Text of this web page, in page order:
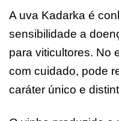
A uva Kadarka é
sensibilidade a
para viticultores. No
com cuidado, pode
caráter único e